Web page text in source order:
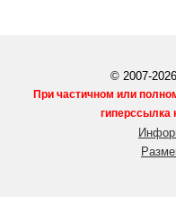
© 2007-
При частичном или
гиперссылка